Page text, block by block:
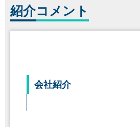
紹介コメント
会社紹介